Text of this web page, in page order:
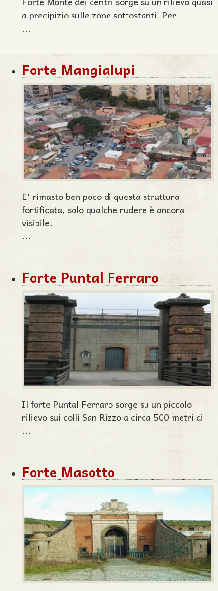
a precipizio sulle zone sottostanti. Per
...
Forte Mangialupi
E' rimasto ben poco di questa struttura
fortificata, solo qualche rudere è ancora
visibile.
...
Forte Puntal Ferraro
Il forte Puntal Ferraro sorge su un piccolo
rilievo sui colli San Rizzo a circa 500 metri di
...
Forte Masotto